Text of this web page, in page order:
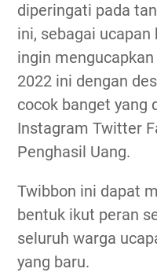
diperingati pada
ini, sebagai
ingin
2022 ini dengan
cocok banget yang
Instagram Twitter
Penghasil Uang.
Twibbon ini dapat
bentuk ikut peran
seluruh warga
yang baru.